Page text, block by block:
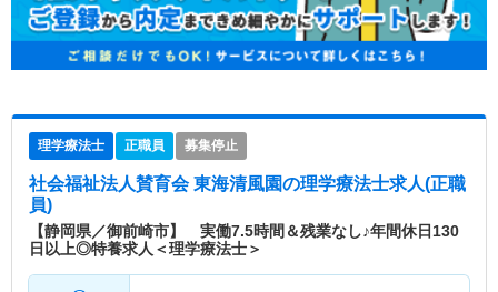
理学療法士 正職員 募集停止
社会福祉法人賛育会 東海清風園の理学療法士求人(正職
員)
【静岡県／御前崎市】 実働7.5時間＆残業なし♪年間休日130
日以上◎特養求人＜理学療法士＞